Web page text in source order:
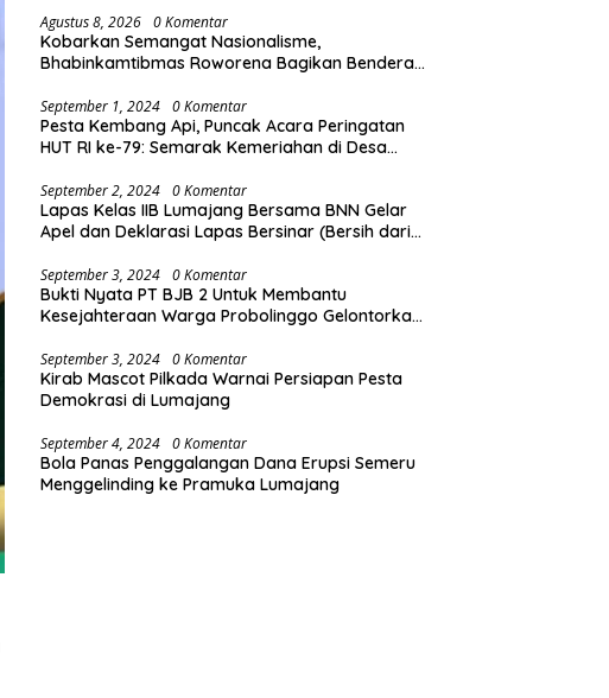
Agustus 8, 2026 0 Komentar
Kobarkan Semangat Nasionalisme,
Bhabinkamtibmas Roworena Bagikan Bendera
September 1, 2024 0 Komentar
Pesta Kembang Api, Puncak Acara Peringatan
HUT RI ke-79: Semarak Kemeriahan di Desa
September 2, 2024 0 Komentar
Lapas Kelas IIB Lumajang Bersama BNN Gelar
Apel dan Deklarasi Lapas Bersinar (Bersih dari
September 3, 2024 0 Komentar
Bukti Nyata PT BJB 2 Untuk Membantu
Kesejahteraan Warga Probolinggo Gelontorkan
September 3, 2024 0 Komentar
Kirab Mascot Pilkada Warnai Persiapan Pesta
Demokrasi di Lumajang
September 4, 2024 0 Komentar
Bola Panas Penggalangan Dana Erupsi Semeru
Menggelinding ke Pramuka Lumajang